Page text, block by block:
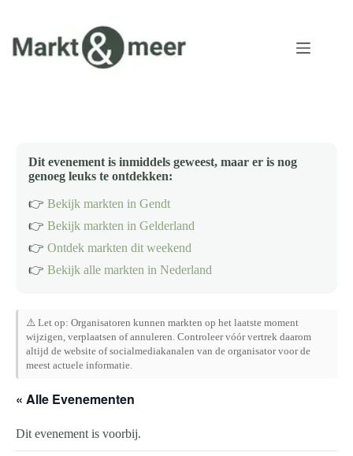
inhoud
Dit evenement is inmiddels geweest, maar er is nog
genoeg leuks te ontdekken:
👉 Bekijk markten in Gendt
👉 Bekijk markten in Gelderland
👉 Ontdek markten dit weekend
👉 Bekijk alle markten in Nederland
⚠️ Let op: Organisatoren kunnen markten op het laatste moment
wijzigen, verplaatsen of annuleren. Controleer vóór vertrek daarom
altijd de website of socialmediakanalen van de organisator voor de
meest actuele informatie.
« Alle Evenementen
Dit evenement is voorbij.